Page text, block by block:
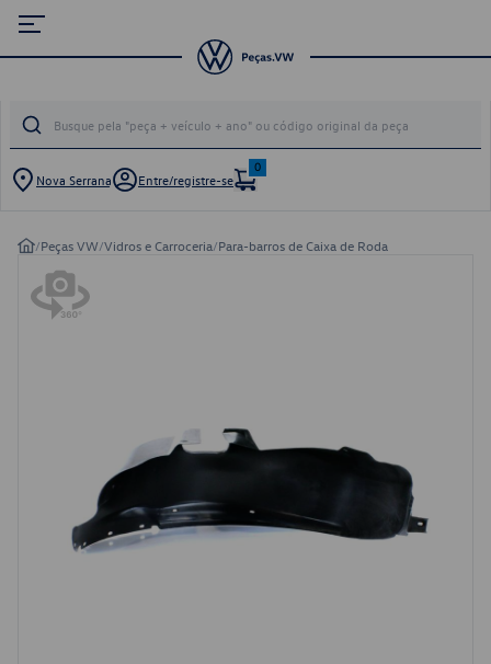
Nova Serrana Entre/registre-se
0
/Peças VW/Vidros e Carroceria/Para-barros de Caixa de Roda